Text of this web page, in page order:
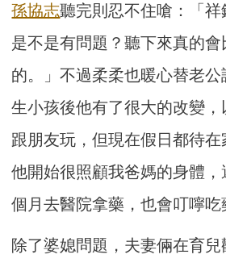
孫協志聽完則忍不住嗆：「
是不是有問題？聽下來真的
的。」不過柔柔也暖心替老公
生小孩後他有了很大的改變
跟朋友玩，但現在假日都待在
他開始很照顧我爸媽的身體
個月去醫院拿藥，也會叮嚀吃
除了婆媳問題，夫妻倆在育兒